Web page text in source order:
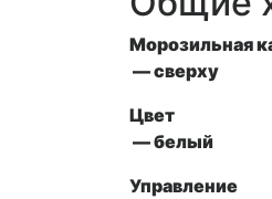
Морозильная
— сверху
Цвет
— белый
Управление